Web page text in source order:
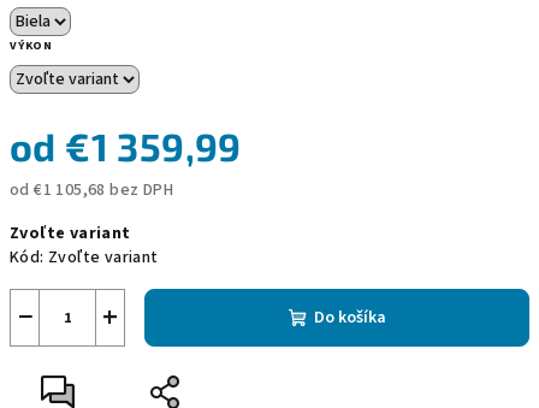
VÝKON
od €1 359,99
od€1 105,68 bez DPH
cena:
Zvoľte variant
Kód: Zvoľte variant
+
− Do košíka